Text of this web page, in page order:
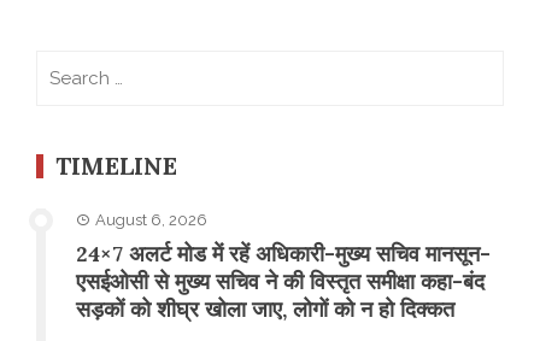
TIMELINE
August 6, 2026
24×7 अलर्ट मोड में रहें अधिकारी-मुख्य सचिव मानसून-
एसईओसी से मुख्य सचिव ने की विस्तृत समीक्षा कहा-बंद
सड़कों को शीघ्र खोला जाए, लोगों को न हो दिक्कत